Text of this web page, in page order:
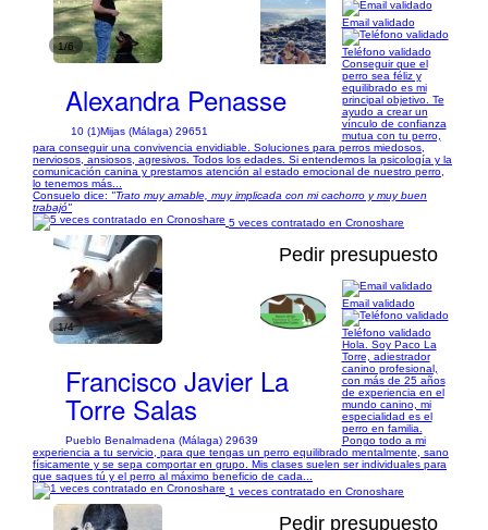
1/6
Alexandra Penasse
10 (1)Mijas (Málaga) 29651
Email validado
Teléfono validado
Conseguir que el
perro sea féliz y
equilibrado es mi
principal objetivo. Te
ayudo a crear un
vínculo de confianza
mutua con tu perro,
para conseguir una convivencia envidiable. Soluciones para perros miedosos,
nerviosos, ansiosos, agresivos. Todos los edades. Si entendemos la psicología y la
comunicación canina y prestamos atención al estado emocional de nuestro perro,
lo tenemos más...
Consuelo dice: "Trato muy amable, muy implicada con mi cachorro y muy buen
trabajó"
5 veces contratado en Cronoshare
1/4
Pedir presupuesto
Francisco Javier La
Torre Salas
Pueblo Benalmadena (Málaga) 29639
Email validado
Teléfono validado
Hola. Soy Paco La
Torre, adiestrador
canino profesional,
con más de 25 años
de experiencia en el
mundo canino, mi
especialidad es el
perro en familia.
Pongo todo a mi
experiencia a tu servicio, para que tengas un perro equilibrado mentalmente, sano
físicamente y se sepa comportar en grupo. Mis clases suelen ser individuales para
que saques tú y el perro al máximo beneficio de cada...
1 veces contratado en Cronoshare
Pedir presupuesto